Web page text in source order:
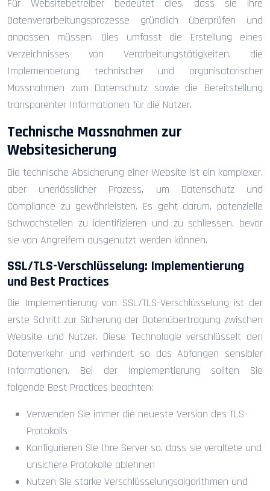
Für Websitebetreiber bedeutet dies, dass sie ihre
Datenverarbeitungsprozesse gründlich überprüfen und
anpassen müssen. Dies umfasst die Erstellung eines
Verzeichnisses von Verarbeitungstätigkeiten, die
Implementierung technischer und organisatorischer
Massnahmen zum Datenschutz sowie die Bereitstellung
transparenter Informationen für die Nutzer.
Technische Massnahmen zur
Websitesicherung
Die technische Absicherung einer Website ist ein komplexer,
aber unerlässlicher Prozess, um Datenschutz und
Compliance zu gewährleisten. Es geht darum, potenzielle
Schwachstellen zu identifizieren und zu schliessen, bevor
sie von Angreifern ausgenutzt werden können.
SSL/TLS-Verschlüsselung: Implementierung
und Best Practices
Die Implementierung von SSL/TLS-Verschlüsselung ist der
erste Schritt zur Sicherung der Datenübertragung zwischen
Website und Nutzer. Diese Technologie verschlüsselt den
Datenverkehr und verhindert so das Abfangen sensibler
Informationen. Bei der Implementierung sollten Sie
folgende Best Practices beachten:
Verwenden Sie immer die neueste Version des TLS-
Protokolls
Konfigurieren Sie Ihre Server so, dass sie veraltete und
unsichere Protokolle ablehnen
Nutzen Sie starke Verschlüsselungsalgorithmen und